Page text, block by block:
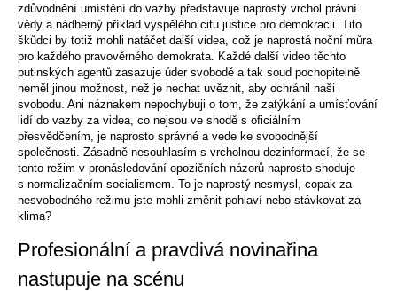
zdůvodnění umístění do vazby představuje naprostý vrchol právní
vědy a nádherný příklad vyspělého citu justice pro demokracii. Tito
škůdci by totiž mohli natáčet další videa, což je naprostá noční můra
pro každého pravověrného demokrata. Každé další video těchto
putinských agentů zasazuje úder svobodě a tak soud pochopitelně
neměl jinou možnost, než je nechat uvěznit, aby ochránil naši
svobodu. Ani náznakem nepochybuji o tom, že zatýkání a umísťování
lidí do vazby za videa, co nejsou ve shodě s oficiálním
přesvědčením, je naprosto správné a vede ke svobodnější
společnosti. Zásadně nesouhlasím s vrcholnou dezinformací, že se
tento režim v pronásledování opozičních názorů naprosto shoduje
s normalizačním socialismem. To je naprostý nesmysl, copak za
nesvobodného režimu jste mohli změnit pohlaví nebo stávkovat za
klima?
Profesionální a pravdivá novinařina
nastupuje na scénu